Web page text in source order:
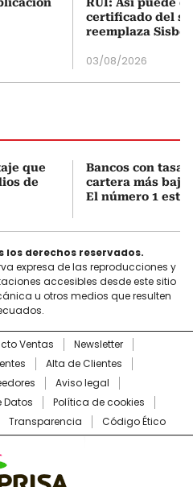
certificado del
reemplaza
03/08/2026
que
de
Bancos con tasa
cartera más baja
El número 1 está
los derechos reservados.
expresa de las reproducciones y
accesibles desde este sitio
u otros medios que resulten
Ventas
Newsletter
Alta de Clientes
Aviso legal
Datos
Política de cookies
Transparencia Código Ético